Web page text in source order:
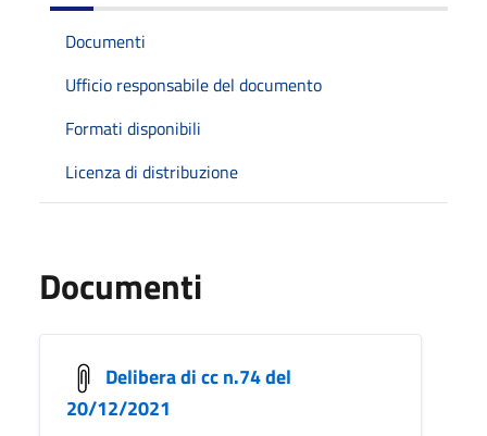
Documenti
Ufficio responsabile del documento
Formati disponibili
Licenza di distribuzione
Documenti
Delibera di cc n.74 del
20/12/2021